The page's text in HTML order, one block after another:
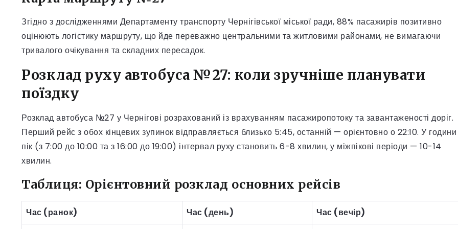
Згідно з дослідженнями Департаменту транспорту Чернігівської міської ради, 88% пасажирів позитивно
оцінюють логістику маршруту, що йде переважно центральними та житловими районами, не вимагаючи
тривалого очікування та складних пересадок.
Розклад руху автобуса №27: коли зручніше планувати
поїздку
Розклад автобуса №27 у Чернігові розрахований із врахуванням пасажиропотоку та завантаженості доріг.
Перший рейс з обох кінцевих зупинок відправляється близько 5:45, останній — орієнтовно о 22:10. У години
пік (з 7:00 до 10:00 та з 16:00 до 19:00) інтервал руху становить 6-8 хвилин, у міжпікові періоди — 10-14
хвилин.
Таблиця: Орієнтовний розклад основних рейсів
Час (ранок) Час (день) Час (вечір)